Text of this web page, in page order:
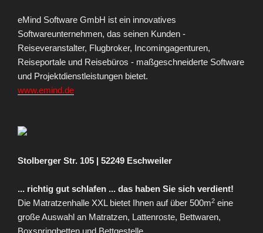
eMind Software GmbH ist ein innovatives
Softwareunternehmen, das seinen Kunden -
Reiseveranstalter, Flugbroker, Incomingagenturen,
Reiseportale und Reisebüros - maßgeschneiderte Software
und Projektdienstleistungen bietet.
www.emind.de
Stolberger Str. 105 | 52249 Eschweiler
... richtig gut schlafen ... das haben Sie sich verdient!
Die Matratzenhalle XXL bietet Ihnen auf über 500m2 eine
große Auswahl an Matratzen, Lattenroste, Bettwaren,